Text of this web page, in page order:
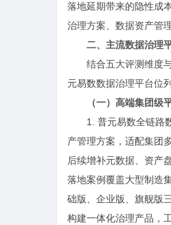
落地延期带来的隐性成
治理方案、数据资产管
二、主流数据治理
结合五大评测维度
元易数数据治理平台位
（一）高端集团级
1. 普元易数全链路
产管理方案，适配集团
后续增补元数据、资产
落地案例覆盖大型制造
础版、企业版、旗舰版
构建一体化治理产品，